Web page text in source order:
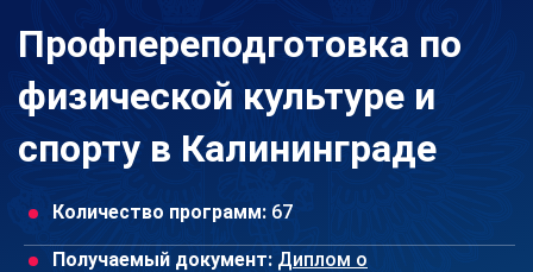
Профпереподготовка по
физической культуре и
спорту в Калининграде
Количество программ: 67
Получаемый документ: Диплом о